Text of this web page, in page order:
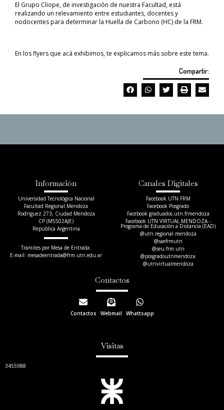
El Grupo Cliope, de investigación de nuestra Facultad, está
realizando un relevamiento entre estudiantes, docentes y
nodocentes para determinar la Huella de Carbono (HC) de la FRM.
En los flyers que acá exhibimos, te explicamos más sobre este tema.
Compartir:
Información
Universidad Tecnológica Nacional
Facultad Regional Mendoza
Rodriguez 273, Ciudad Mendoza
CP (M5502AJE)
República Argentina
Trámites por Mesa de Entrada:
E-mail: mesadeentrada@frm.utn.edu.ar​
Canales Digitales
Facebook UTN FRM
Facebook Posgrado
Facebook graduados.utn.frmendoza
Facebook UTN VIRTUAL MENDOZA -
Programa de Educación a Distancia (EAD)
@utn.regional.mendoza
@saefrmutn
@seu.frm.utn
@posgradoutnmendoza
@utnvirtualmendoza
Contactos
Contactos Webmail Whattsapp
Visitas
3455988